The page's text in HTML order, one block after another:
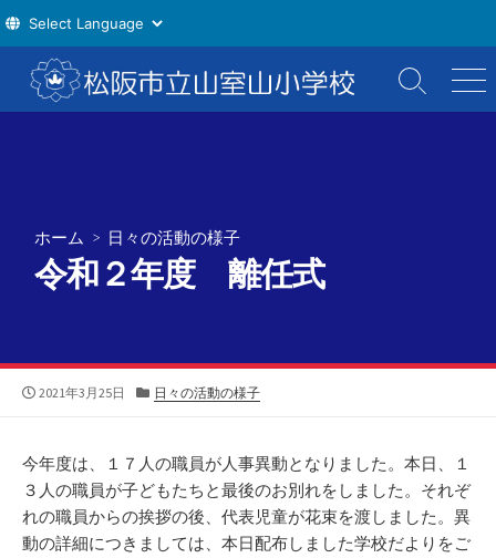
テ
検
索
メ
ニ
ホーム > 日々の活動の様子
令和２年度 離任式
公
2021年3月25日
カ
リ
ー
日々の活動の様子
今年度は、１７人の職員が人事異動となりました。本日、１
３人の職員が子どもたちと最後のお別れをしました。それぞ
れの職員からの挨拶の後、代表児童が花束を渡しました。異
動の詳細につきましては、本日配布しました学校だよりをご